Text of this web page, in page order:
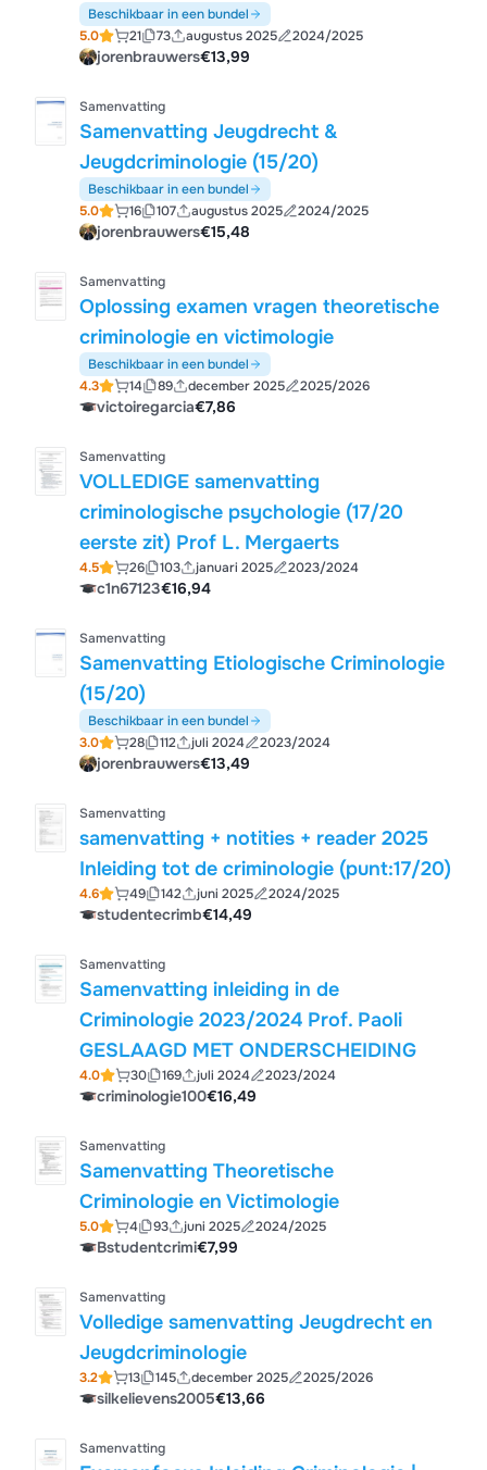
Beschikbaar in een bundel
5.0
21 73 augustus 2025 2024/2025
jorenbrauwers€13,99
Samenvatting
Samenvatting Jeugdrecht &
Jeugdcriminologie (15/20)
Beschikbaar in een bundel
5.0
16 107 augustus 2025 2024/2025
jorenbrauwers€15,48
Samenvatting
Oplossing examen vragen theoretische
criminologie en victimologie
Beschikbaar in een bundel
4.3
14 89 december 2025 2025/2026
victoiregarcia€7,86
Samenvatting
VOLLEDIGE samenvatting
criminologische psychologie (17/20
eerste zit) Prof L. Mergaerts
4.5 26 103 januari 2025 2023/2024
c1n67123€16,94
Samenvatting
Samenvatting Etiologische Criminologie
(15/20)
Beschikbaar in een bundel
3.0
28 112 juli 2024 2023/2024
jorenbrauwers€13,49
Samenvatting
samenvatting + notities + reader 2025
Inleiding tot de criminologie (punt:17/20)
4.6 49 142 juni 2025 2024/2025
studentecrimb€14,49
Samenvatting
Samenvatting inleiding in de
Criminologie 2023/2024 Prof. Paoli
GESLAAGD MET ONDERSCHEIDING
4.0 30 169 juli 2024 2023/2024
criminologie100€16,49
Samenvatting
Samenvatting Theoretische
Criminologie en Victimologie
5.0 4 93 juni 2025 2024/2025
Bstudentcrimi€7,99
Samenvatting
Volledige samenvatting Jeugdrecht en
Jeugdcriminologie
3.2 13 145 december 2025 2025/2026
silkelievens2005€13,66
Samenvatting